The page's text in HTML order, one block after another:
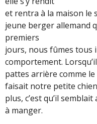
et rentra à la maison le
jeune berger allemand
premiers
jours, nous fûmes tous
comportement.
pattes arrière comme le
faisait notre petite
plus, c’est qu’il
à manger.